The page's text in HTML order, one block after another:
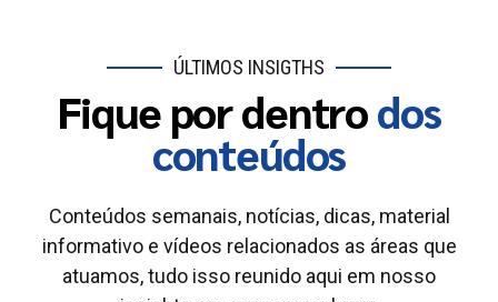
ÚLTIMOS INSIGTHS
Fique por dentrodos
conteúdos
Conteúdos semanais, notícias, dicas, material
informativo e vídeos relacionados as áreas que
atuamos, tudo isso reunido aqui em nosso